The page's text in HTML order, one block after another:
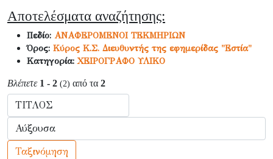
Αποτελέσματα αναζήτησης:
Πεδίο: ΑΝΑΦΕΡΟΜΕΝΟΙ ΤΕΚΜΗΡΙΩΝ
Όρος: Κύρος Κ.Σ. Διευθυντής της εφημερίδας "Εστία"
Κατηγορία:ΧΕΙΡΟΓΡΑΦΟ ΥΛΙΚΟ
Βλέπετε 1 - 2 (2) από τα 2
Ταξινόμηση